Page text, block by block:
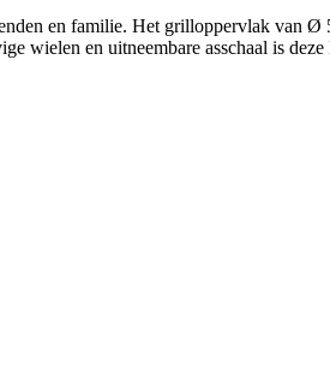
en familie. Het grilloppervlak van
wielen en uitneembare asschaal is